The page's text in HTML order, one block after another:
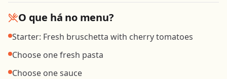
O que há no menu?
Starter: Fresh bruschetta with cherry tomatoes
Choose one fresh pasta
Choose one sauce